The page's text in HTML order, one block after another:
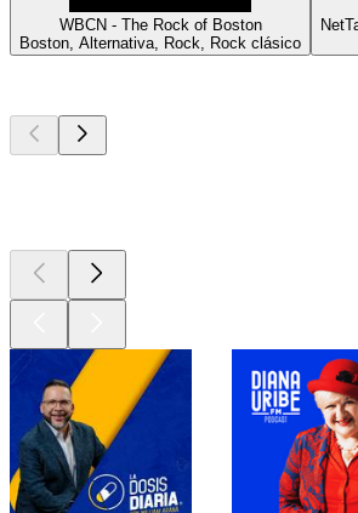
WBCN - The Rock of Boston
Boston, Alternativa, Rock, Rock clásico